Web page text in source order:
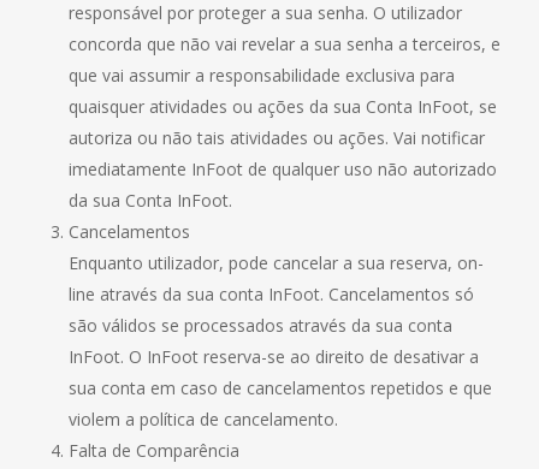
responsável por proteger a sua senha. O utilizador
concorda que não vai revelar a sua senha a terceiros, e
que vai assumir a responsabilidade exclusiva para
quaisquer atividades ou ações da sua Conta InFoot, se
autoriza ou não tais atividades ou ações. Vai notificar
imediatamente InFoot de qualquer uso não autorizado
da sua Conta InFoot.
Cancelamentos
Enquanto utilizador, pode cancelar a sua reserva, on-
line através da sua conta InFoot. Cancelamentos só
são válidos se processados através da sua conta
InFoot. O InFoot reserva-se ao direito de desativar a
sua conta em caso de cancelamentos repetidos e que
violem a política de cancelamento.
Falta de Comparência